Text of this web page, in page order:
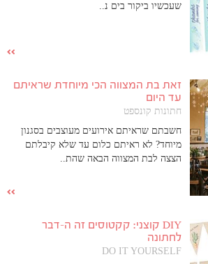
שעכשיו ביקור בים נ..
זאת בת המצווה הכי מיוחדת שראיתם
עד היום
חתונות קונספט
חשבתם שראיתם אירועים מעוצבים בסגנון
מיוחד? לא ראיתם כלום עד שלא קיבלתם
הצצה לבת המצווה הבאה שהת..
DIY קוצני: קקטוסים זה ה-דבר
לחתונה
DO IT YOURSELF